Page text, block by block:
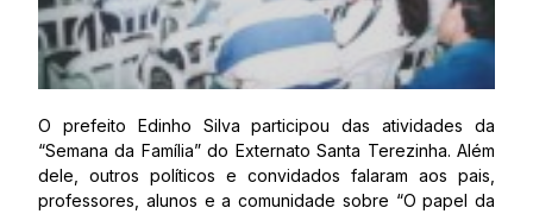
O prefeito Edinho Silva participou das atividades da
“Semana da Família” do Externato Santa Terezinha. Além
dele, outros políticos e convidados falaram aos pais,
professores, alunos e a comunidade sobre “O papel da